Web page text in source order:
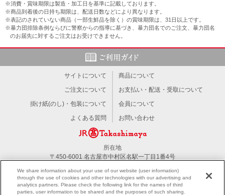
※消費・賞味期限は製造・加工日を基準に記載しております。
※商品到着後の日持ち期限は、配送日数などにより異なります。
※表記のされていない商品（一部生鮮品を除く）の賞味期限は、31日以上です。
※暴力団排除条例ならびに警察からの指導に基づき、暴力団名でのご注文、暴力団名
のお届先に対するご注文はお受けできません。
サイトについて
商品について
ご注文について
お支払い・配送・受取について
掛け紙(のし)・包装について
会員について
よくある質問
お問い合わせ
所在地
〒450-6001 名古屋市中村区名駅一丁目1番4号
PC版を見る
We share information about your use of our website (user information)
through the use of cookies and other technologies with our advertising and
analytics partners. Please check the following link for the names of third
parties, user information to be shared and the purposes of such sharing.